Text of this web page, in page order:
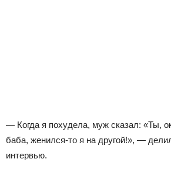
— Когда я похудела, муж сказал: «Ты,
баба, женился-то я на другой!», —
интервью.